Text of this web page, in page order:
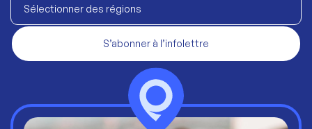
Sélectionner des régions
S’abonner à l’infolettre